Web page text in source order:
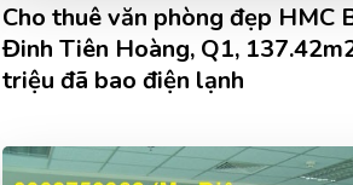
Cho thuê văn phòng đẹp HMC
Đinh Tiên Hoàng, Q1,
triệu đã bao điện lạnh